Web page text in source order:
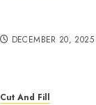
DECEMBER 20, 2025
Cut And Fill